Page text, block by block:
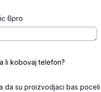
6pro
li kobovaj telefon?
da su proizvodjaci bas poceli